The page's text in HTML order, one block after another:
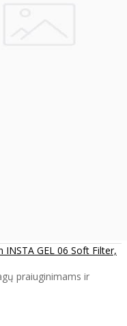
INSTA GEL 06 Soft Filter,
praiuginimams ir